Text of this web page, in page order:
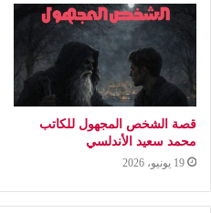
قصة الشخص المجهول للكاتب
محمد سعيد الأندلسي
19 يونيو، 2026